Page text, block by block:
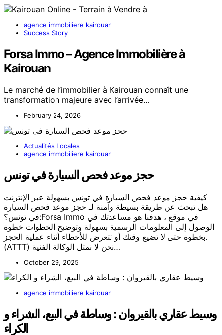
agence immobiliere kairouan
Success Story
Forsa Immo – Agence Immobilière à
Kairouan
Le marché de l’immobilier à Kairouan connaît une
transformation majeure avec l’arrivée…
February 24, 2026
Actualités Locales
agence immobiliere kairouan
حجز موعد فحص السيارة في تونس
كيفية حجز موعد فحص السيارة في تونس بسهولة عبر الإنترنت
هل تبحث عن طريقة بسيطة وآمنة لـ حجز موعد فحص السيارة
في تونس؟:Forsa Immo في موقع ، هدفنا هو مساعدتك في
الوصول إلى المعلومات الرسمية بسهولة وتوضيح الخطوات خطوة
بخطوة حتى لا تضيع وقتك أو تتعرض للأخطاء أثناء عملية الحجز.
(ATTT) نحن لا نمثل الوكالة الفنية…
October 29, 2025
agence immobiliere kairouan
وسيط عقاري بالقيروان : وساطة في البيع، الشراء و
الكراء